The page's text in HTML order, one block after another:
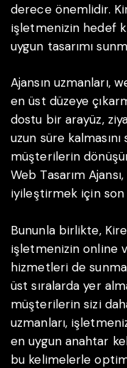
derece önemlidir.
işletmenizin hedef
uygun tasarımı
Ajansın uzmanları,
en üst düzeye
dostu bir arayüz,
uzun süre
müşterilerin
Web Tasarım
iyileştirmek için son
Bununla birlikte,
işletmenizin online
hizmetleri de
üst sıralarda yer
müşterilerin sizi
uzmanları,
en uygun anahtar
bu kelimelerle